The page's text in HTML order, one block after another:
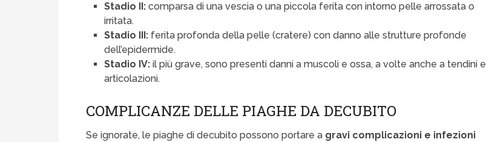
Stadio II: comparsa di una vescia o una piccola ferita con intorno pelle arrossata o
irritata.
Stadio III: ferita profonda della pelle (cratere) con danno alle strutture profonde
dell’epidermide.
Stadio IV: il più grave, sono presenti danni a muscoli e ossa, a volte anche a tendini e
articolazioni.
COMPLICANZE DELLE PIAGHE DA DECUBITO
Se ignorate, le piaghe di decubito possono portare a gravi complicazioni e infezioni